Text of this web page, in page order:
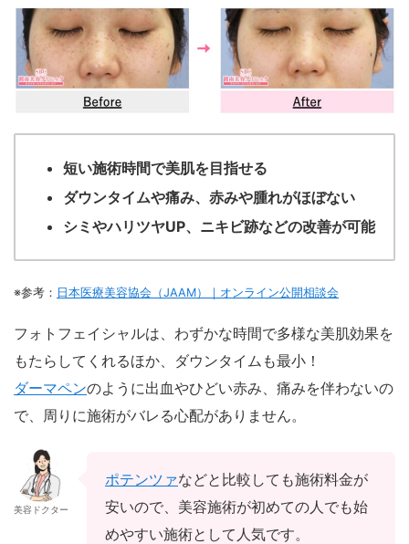
短い施術時間で美肌を目指せる
ダウンタイムや痛み、赤みや腫れがほぼない
シミやハリツヤUP、ニキビ跡などの改善が可能
※参考： 日本医療美容協会（JAAM）｜オンライン公開相談会
フォトフェイシャルは、わずかな時間で多様な美肌効果を
もたらしてくれるほか、ダウンタイムも最小！
ダーマペンのように出血やひどい赤み、痛みを伴わないの
で、周りに施術がバレる心配がありません。
美容ドクター
ポテンツァなどと比較しても施術料金が
安いので、美容施術が初めての人でも始
めやすい施術として人気です。